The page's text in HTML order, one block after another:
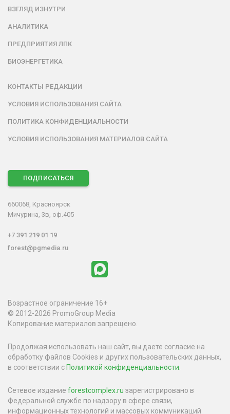
ВЗГЛЯД ИЗНУТРИ
АНАЛИТИКА
ПРЕДПРИЯТИЯ ЛПК
БИОЭНЕРГЕТИКА
КОНТАКТЫ РЕДАКЦИИ
УСЛОВИЯ ИСПОЛЬЗОВАНИЯ САЙТА
ПОЛИТИКА КОНФИДЕНЦИАЛЬНОСТИ
УСЛОВИЯ ИСПОЛЬЗОВАНИЯ МАТЕРИАЛОВ САЙТА
ПОДПИСАТЬСЯ
660068, Красноярск
Мичурина, 3в, оф.405
+7 391 219 01 19
forest@pgmedia.ru
Возрастное ограничение 16+
© 2012-2026 PromoGroup Media
Копирование материалов запрещено.
Продолжая использовать наш сайт, вы даете согласие на
обработку файлов Cookies и других пользовательских данных,
в соответствии сПолитикой конфиденциальности
Сетевое издание forestcomplex.ru зарегистрировано в
Федеральной службе по надзору в сфере связи,
информационных технологий и массовых коммуникаций